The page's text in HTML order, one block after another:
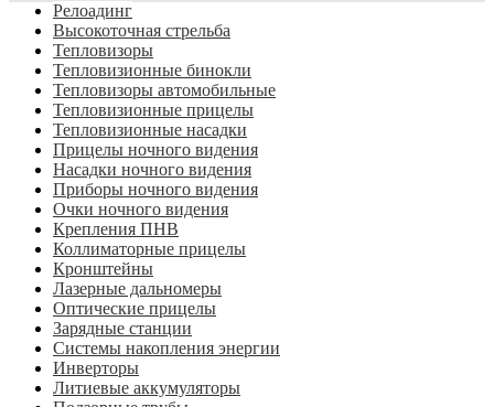
Релоадинг
Высокоточная стрельба
Тепловизоры
Тепловизионные бинокли
Тепловизоры автомобильные
Тепловизионные прицелы
Тепловизионные насадки
Прицелы ночного видения
Насадки ночного видения
Приборы ночного видения
Очки ночного видения
Крепления ПНВ
Коллиматорные прицелы
Кронштейны
Лазерные дальномеры
Оптические прицелы
Зарядные станции
Системы накопления энергии
Инверторы
Литиевые аккумуляторы